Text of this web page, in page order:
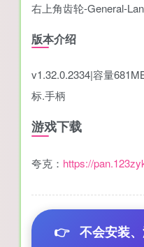
右上角齿轮-General-
版本介绍
v1.32.0.2334|容量
标.手柄
游戏下载
夸克： https://
👉 不会安装